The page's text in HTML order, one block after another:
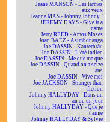
Jeane MANSON - Les larmes
aux yeux
Jeanne MAS - Johnny Johnny ²
JEREMY DAYS - Give it a
name
Jerry REED - Amos Moses
Joan BAEZ - Asimbonanga
Joe DASSIN - Kanterbräu
Joe DASSIN - L'été indien
Joe DASSIN - Me que me que
Joe DASSIN - Quand on a seize
ans
Joe DASSIN - Vive moi
Joe JACKSON - Stranger than
fiction
Johnny HALLYDAY - Dans un
an ou un jour
Johnny HALLYDAY - Que je
t'aime
Johnny HALLYDAY & Sylvie